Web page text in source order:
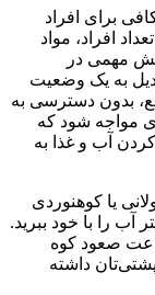
برای افراد
افراد، مواد
مهمی در
به یک وضعیت
بدون دسترسی به
مواجه شود که
آب و غذا به
یا کوهنوردی
آب را با خود ببرید.
صعود کوه
داشته